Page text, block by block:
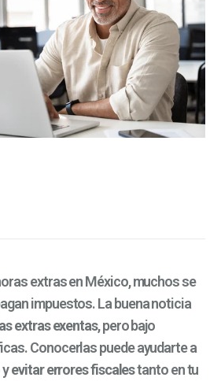
extras en México, muchos se
impuestos. La buena noticia
extras exentas, pero bajo
Conocerlas puede ayudarte a
yevitar errores fiscalestanto en tu